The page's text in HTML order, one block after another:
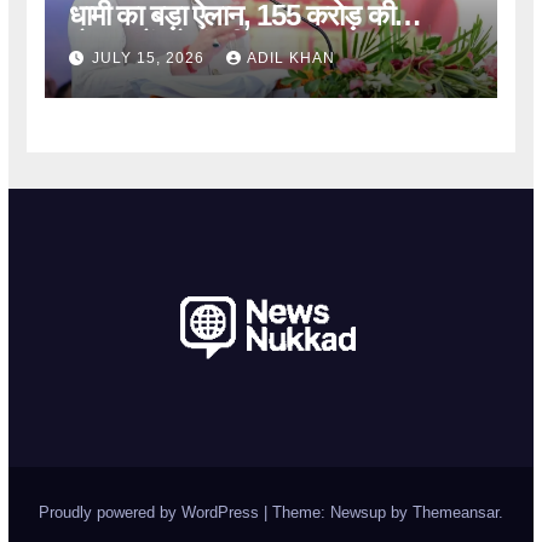
धामी का बड़ा ऐलान, 155 करोड़ की
योजनाओं को मंजूरी
JULY 15, 2026 ADIL KHAN
Proudly powered by WordPress Theme: Newsup by Themeansar.